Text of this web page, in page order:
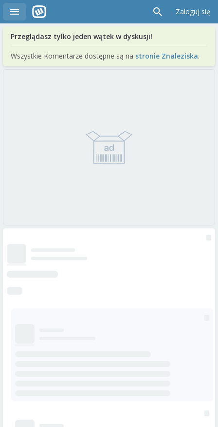
Zaloguj się
Przeglądasz tylko jeden wątek w dyskusji!
Wszystkie Komentarze dostępne są na stronie Znaleziska.